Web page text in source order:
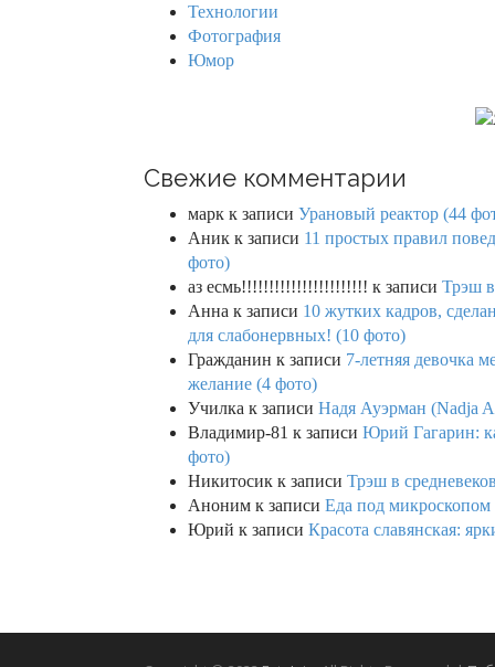
Технологии
Фотография
Юмор
Свежие комментарии
марк к записи Урановый реактор (44
Аник к записи 11 простых правил
фото)
аз есмь!!!!!!!!!!!!!!!!!!!!!!! к записи Трэш в
Анна к записи 10 жутких кадров,
для слабонервных! (10 фото)
Гражданин к записи 7-летняя девочка
желание (4 фото)
Училка к записи Надя Ауэрман (Nadja
Владимир-81 к записи Юрий Гагарин:
фото)
Никитосик к записи Трэш в
Аноним к записи Еда под микроскопом
Юрий к записи Красота славянская: